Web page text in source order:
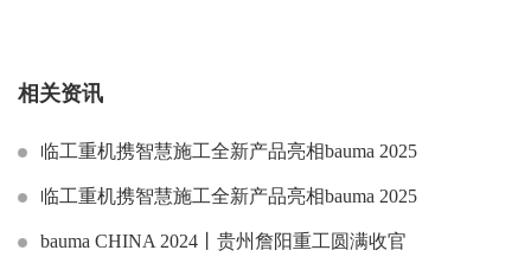
相关资讯
临工重机携智慧施工全新产品亮相bauma 2025
临工重机携智慧施工全新产品亮相bauma 2025
bauma CHINA 2024丨贵州詹阳重工圆满收官